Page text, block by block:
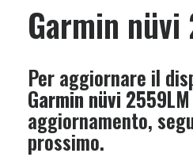
Garmin nüvi
Per aggiornare il
Garmin nüvi 2559LM
aggiornamento,
prossimo.